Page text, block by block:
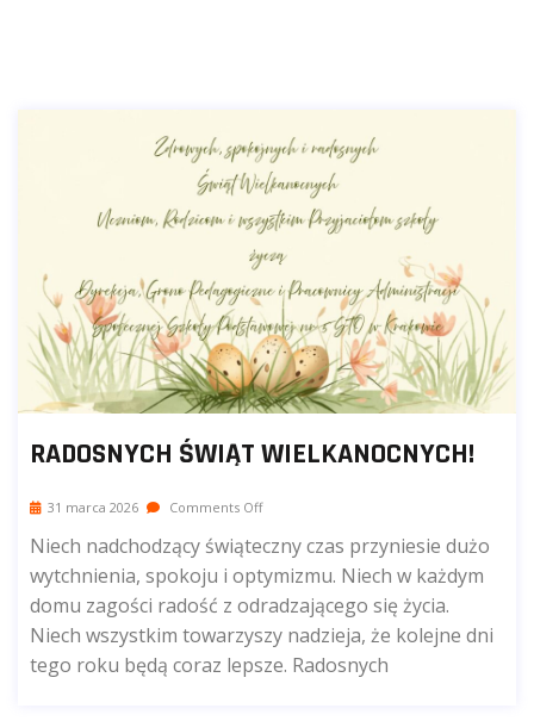
RADOSNYCH ŚWIĄT WIELKANOCNYCH!
31 marca 2026 Comments Off
Niech nadchodzący świąteczny czas przyniesie dużo
wytchnienia, spokoju i optymizmu. Niech w każdym
domu zagości radość z odradzającego się życia.
Niech wszystkim towarzyszy nadzieja, że kolejne dni
tego roku będą coraz lepsze. Radosnych